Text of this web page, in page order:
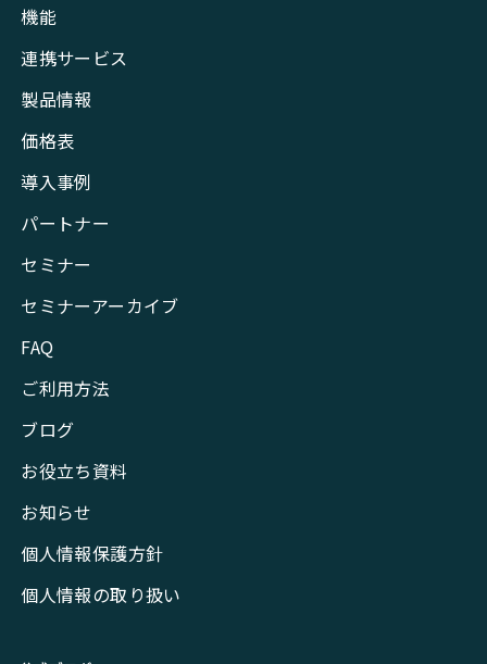
機能
連携サービス
製品情報
価格表
導入事例
パートナー
セミナー
セミナーアーカイブ
FAQ
ご利用方法
ブログ
お役立ち資料
お知らせ
個人情報保護方針
個人情報の取り扱い